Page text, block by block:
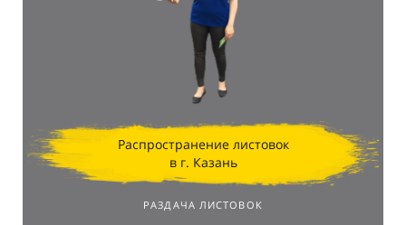
Распространение листовок
в г. Казань
РАЗДАЧА ЛИСТОВОК